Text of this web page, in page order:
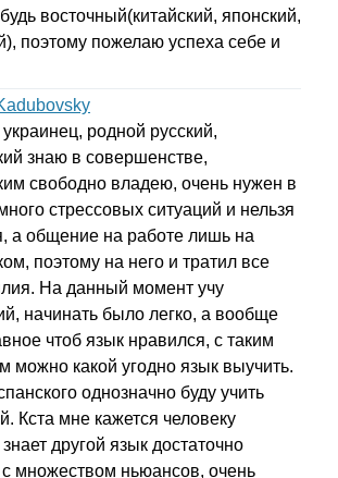
восточный(китайский, японский,
поэтому пожелаю успеха себе и
родной русский,
знаю в совершенстве,
свободно владею, очень нужен в
стрессовых ситуаций и нельзя
а общение на работе лишь на
поэтому на него и тратил все
На данный момент учу
начинать было легко, а вообще
чтоб язык нравился, с таким
можно какой угодно язык выучить.
однозначно буду учить
Кста мне кажется человеку
другой язык достаточно
с множеством ньюансов, очень